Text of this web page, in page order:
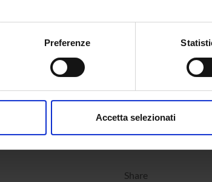
anche:
sulla tua posizione geografica, con
in qualsiasi momento dalla Dichiarazione
Preferenze
Accetta selezionati
https://www.pezcoller.it/
Share